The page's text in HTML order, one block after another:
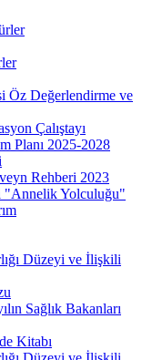
Öz Değerlendirme ve
Çalıştayı
Planı 2025-2028
Rehberi 2023
"Annelik Yolculuğu"
Düzeyi ve İlişkili
Sağlık Bakanları
Kitabı